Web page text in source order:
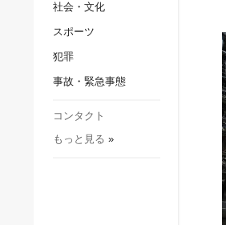
スポーツ
社会・文化
スポーツ
犯罪
事故・緊急事態
コンタクト
もっと見る »